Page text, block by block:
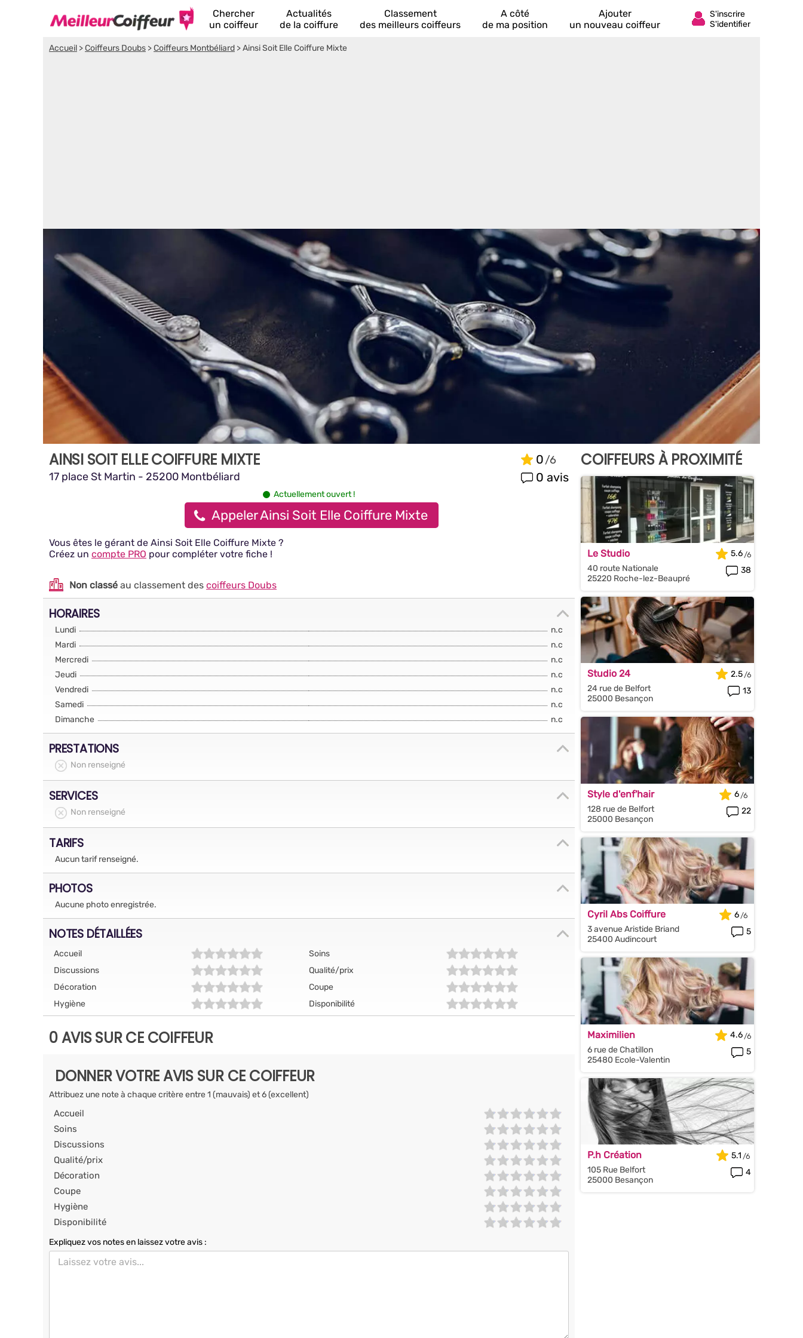
Chercher
un coiffeur
Actualités
de la coiffure
Classement
des meilleurs coiffeurs
A côté
de ma position
Ajouter
un nouveau coiffeur
Accueil >Coiffeurs Doubs >Coiffeurs Montbéliard >Ainsi Soit Elle Coiffure Mixte
AINSI SOIT ELLE COIFFURE MIXTE
17 place St Martin - 25200 Montbéliard
0
0 avis
Actuellement ouvert !
Appeler Ainsi Soit Elle Coiffure Mixte
Vous êtes le gérant de Ainsi Soit Elle Coiffure Mixte ?
Créez un compte PRO pour compléter votre fiche !
Non classé au classement des coiffeurs Doubs
HORAIRES
Lundi
n.c
Mardi
n.c
Mercredi
n.c
Jeudi
n.c
Vendredi
n.c
Samedi
n.c
Dimanche
n.c
PRESTATIONS
Non renseigné
SERVICES
Non renseigné
TARIFS
Aucun tarif renseigné.
PHOTOS
Aucune photo enregistrée.
NOTES DÉTAILLÉES
Accueil
Soins
Discussions
Qualité/prix
Décoration
Coupe
Hygiène
Disponibilité
0 AVIS SUR CE COIFFEUR
DONNER VOTRE AVIS SUR CE COIFFEUR
Attribuez une note à chaque critère entre 1 (mauvais) et 6 (excellent)
Accueil
Soins
Discussions
Qualité/prix
Décoration
Coupe
Hygiène
Disponibilité
Expliquez vos notes en laissez votre avis :
COIFFEURS À PROXIMITÉ
Le Studio
40 route Nationale
25220 Roche-lez-Beaupré
5.6
38
Studio 24
24 rue de Belfort
25000 Besançon
2.5
13
Style d'enf'hair
128 rue de Belfort
25000 Besançon
6
22
Cyril Abs Coiffure
3 avenue Aristide Briand
25400 Audincourt
6
5
Maximilien
6 rue de Chatillon
25480 Ecole-Valentin
4.6
5
P.h Création
105 Rue Belfort
25000 Besançon
5.1
4